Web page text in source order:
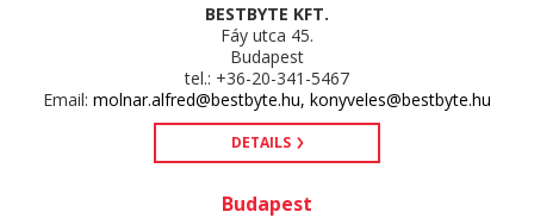
BESTBYTE KFT.
Fáy utca 45.
Budapest
tel.: +36-20-341-5467
Email: molnar.alfred@bestbyte.hu, konyveles@bestbyte.hu
DETAILS
Budapest